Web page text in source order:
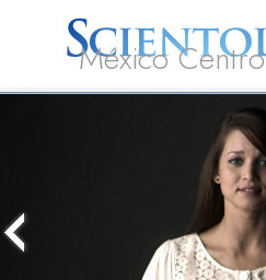
México
Scientology?